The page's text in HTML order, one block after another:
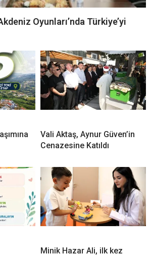
Oyunları’nda Türkiye’yi
Vali Aktaş, Aynur Güven’in
Cenazesine Katıldı
Minik Hazar Ali, ilk kez